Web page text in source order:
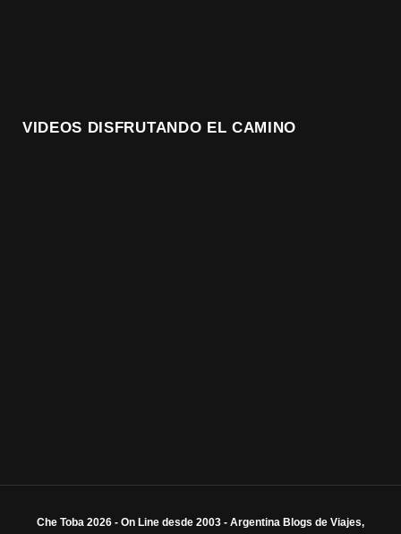
VIDEOS DISFRUTANDO EL CAMINO
Che Toba 2026 - On Line desde 2003 - Argentina Blogs de Viajes,